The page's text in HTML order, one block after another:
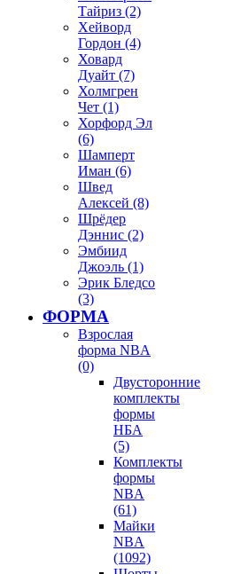
Тайриз (2)
Хейворд
Гордон (4)
Ховард
Дуайт (7)
Холмгрен
Чет (1)
Хорфорд Эл
(6)
Шамперт
Иман (6)
Швед
Алексей (8)
Шрёдер
Дэннис (2)
Эмбиид
Джоэль (1)
Эрик Бледсо
(3)
ФОРМА
Взрослая
форма NBA
(0)
Двусторонние
комплекты
формы
НБА
(5)
Комплекты
формы
NBA
(61)
Майки
NBA
(1092)